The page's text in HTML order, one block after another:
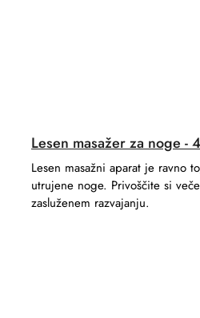
Lesen masažer za noge -
Lesen masažni aparat je ravno
utrujene noge. Privoščite si
zasluženem razvajanju.